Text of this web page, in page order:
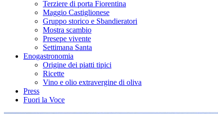
Terziere di porta Fiorentina
Maggio Castiglionese
Gruppo storico e Sbandieratori
Mostra scambio
Presepe vivente
Settimana Santa
Enogastronomia
Origine dei piatti tipici
Ricette
Vino e olio extravergine di oliva
Press
Fuori la Voce